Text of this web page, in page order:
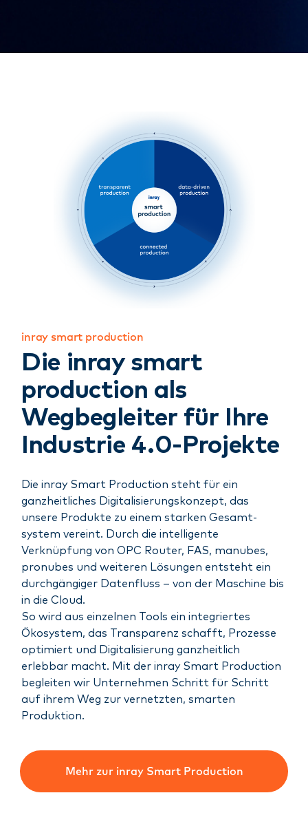
inray smart production
Die inray smart
production als
Wegbegleiter für Ihre
Industrie 4.0-Projekte
Die inray Smart Production steht für ein
ganzheitliches Digitalisierungskonzept, das
unsere Produkte zu einem starken Gesamt­-
system vereint. Durch die intelligente
Verknüpfung von OPC Router, FAS, manubes,
pronubes und weiteren Lösungen entsteht ein
durchgängiger Datenfluss – von der Maschine bis
in die Cloud.
So wird aus einzelnen Tools ein integriertes
Ökosystem, das Transparenz schafft, Prozesse
optimiert und Digitalisierung ganzheitlich
erlebbar macht. Mit der inray Smart Production
begleiten wir Unternehmen Schritt für Schritt
auf ihrem Weg zur vernetzten, smarten
Produktion.
Mehr zur inray Smart Production